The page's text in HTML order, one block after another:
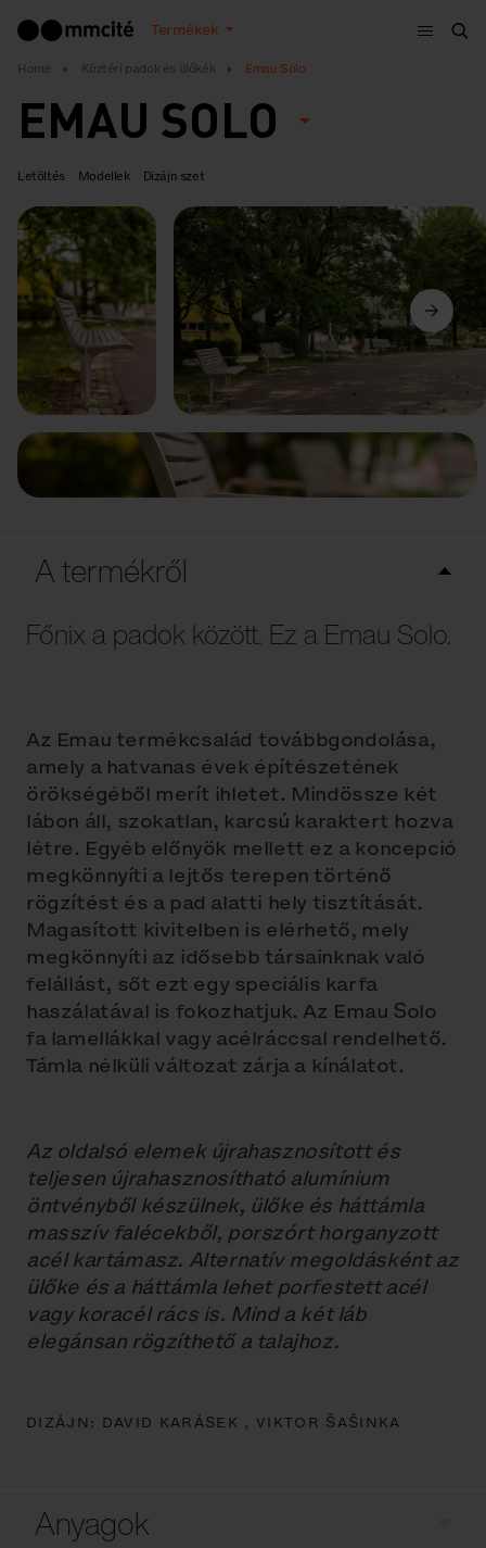
Termékek
Menü
Home Köztéri padok és ülőkék Emau Solo
EMAU SOLO
Letöltés Modellek Dizájn szet
Következő
A termékről
Főnix a padok között. Ez a Emau Solo.
Az Emau termékcsalád továbbgondolása,
amely a hatvanas évek építészetének
örökségéből merít ihletet. Mindössze két
lábon áll, szokatlan, karcsú karaktert hozva
létre. Egyéb előnyök mellett ez a koncepció
megkönnyíti a lejtős terepen történő
rögzítést és a pad alatti hely tisztítását.
Magasított kivitelben is elérhető, mely
megkönnyíti az idősebb társainknak való
felállást, sőt ezt egy speciális karfa
haszálatával is fokozhatjuk. Az Emau Solo
fa lamellákkal vagy acélráccsal rendelhető.
Támla nélküli változat zárja a kínálatot.
Az oldalsó elemek újrahasznosított és
teljesen újrahasznosítható alumínium
öntvényből készülnek, ülőke és háttámla
masszív falécekből, porszórt horganyzott
acél kartámasz. Alternatív megoldásként az
ülőke és a háttámla lehet porfestett acél
vagy koracél rács is. Mind a két láb
elegánsan rögzíthető a talajhoz.
DIZÁJN: DAVID KARÁSEK , VIKTOR ŠAŠINKA
Anyagok